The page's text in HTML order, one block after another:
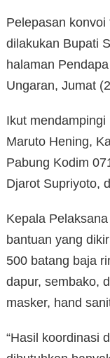
Pelepasan
dilakukan Bupati
halaman
Ungaran, Jumat
Ikut
Maruto Hening,
Pabung Kodim
Djarot Supriyoto,
Kepala
bantuan yang
500 batang baja
dapur, sembako,
masker, hand
“Hasil koordinasi